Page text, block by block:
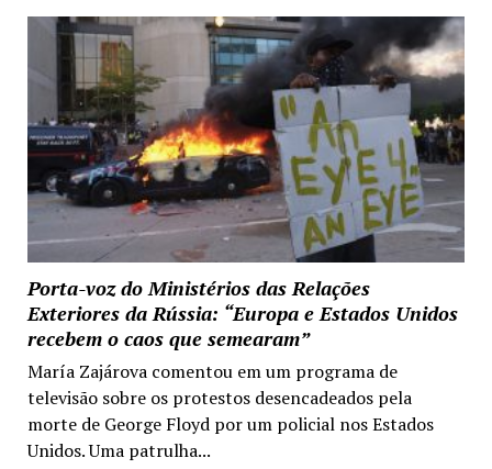
Porta-voz do Ministérios das Relações
Exteriores da Rússia: “Europa e Estados Unidos
recebem o caos que semearam”
María Zajárova comentou em um programa de
televisão sobre os protestos desencadeados pela
morte de George Floyd por um policial nos Estados
Unidos. Uma patrulha...